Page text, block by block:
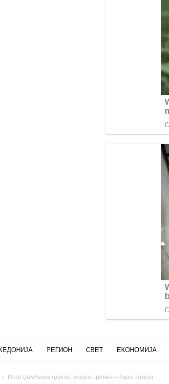
РЕГИОН СВЕТ ЕКОНОМИЈА
Игор Џамбазов одново злоупотребен – бара помош